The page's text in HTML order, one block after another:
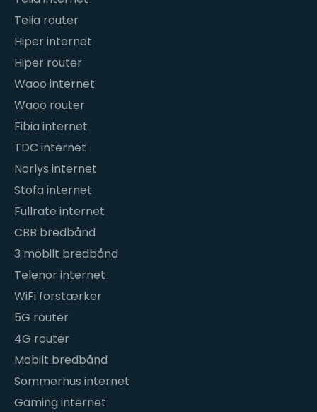
Telia router
Hiper internet
Hiper router
Waoo internet
Waoo router
Fibia internet
TDC internet
Norlys internet
Stofa internet
Fullrate internet
CBB bredbånd
3 mobilt bredbånd
Telenor internet
WiFi forstærker
5G router
4G router
Mobilt bredbånd
Sommerhus internet
Gaming internet